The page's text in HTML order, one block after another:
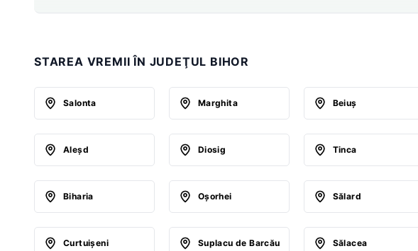
STAREA VREMII ÎN JUDEŢUL BIHOR
Salonta Marghita Beiuş
Aleşd Diosig Tinca
Biharia Oşorhei Sălard
Curtuişeni Suplacu de Barcău Sălacea